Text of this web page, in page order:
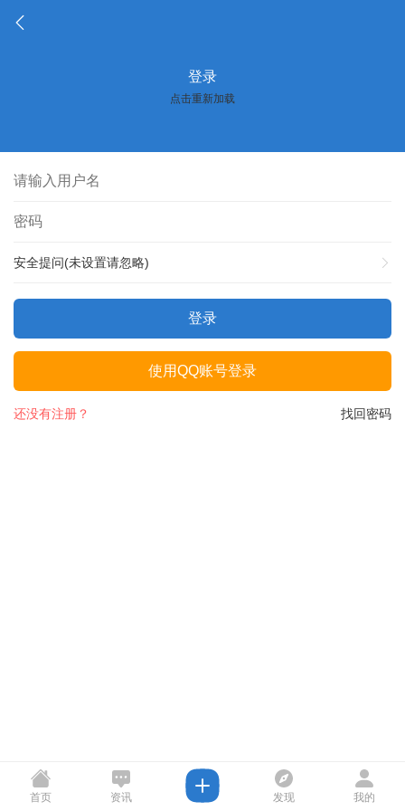
登录
点击重新加载
安全提问(未设置请忽略)
登录
使用QQ账号登录
找回密码
还没有注册？
首页 资讯 发现 我的